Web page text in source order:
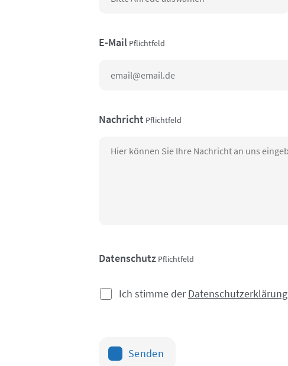
E-Mail Pflichtfeld
Nachricht Pflichtfeld
Datenschutz Pflichtfeld
Ich stimme derDatenschutzerklärung
Senden